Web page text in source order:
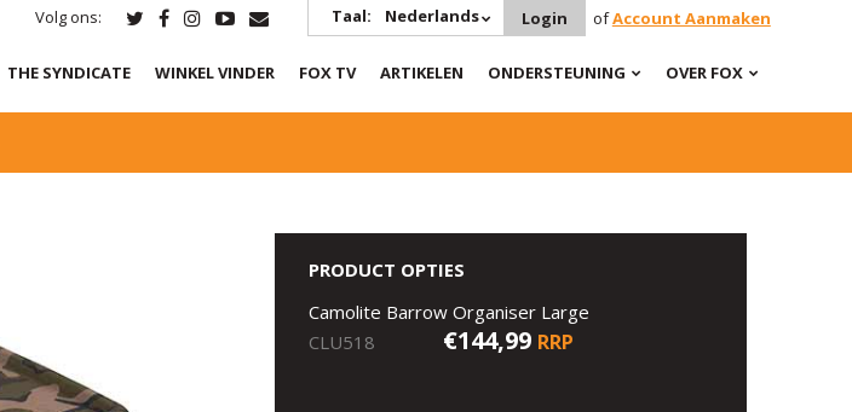
Volg ons: Taal: Nederlands Login ofAccount Aanmaken
THE SYNDICATE WINKEL VINDER FOX TV ARTIKELEN ONDERSTEUNING OVER FOX
PRODUCT OPTIES
Camolite Barrow Organiser Large
CLU518
€144,99 RRP